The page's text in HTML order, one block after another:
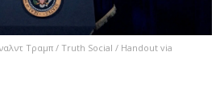
Τραμπ / Truth Social / Handout via